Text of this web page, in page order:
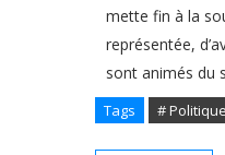
mette fin à la
représentée,
sont animés du
Tags # Politique